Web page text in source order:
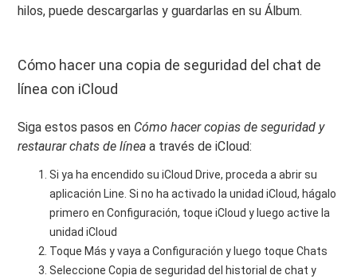
hilos, puede descargarlas y guardarlas en su Álbum.
Cómo hacer una copia de seguridad del chat de
línea con iCloud
Siga estos pasos en Cómo hacer copias de seguridad y
restaurar chats de línea a través de iCloud:
Si ya ha encendido su iCloud Drive, proceda a abrir su
aplicación Line. Si no ha activado la unidad iCloud, hágalo
primero en Configuración, toque iCloud y luego active la
unidad iCloud
Toque Más y vaya a Configuración y luego toque Chats
Seleccione Copia de seguridad del historial de chat y